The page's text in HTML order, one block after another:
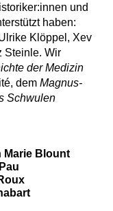
und
haben:
Klöppel, Xev
Steinle. Wir
der Medizin
dem Magnus-
Schwulen
Marie Blount